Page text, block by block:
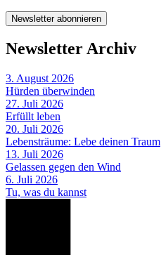
Newsletter Archiv
3. August 2026
Hürden überwinden
27. Juli 2026
Erfüllt leben
20. Juli 2026
Lebensträume: Lebe deinen Traum
13. Juli 2026
Gelassen gegen den Wind
6. Juli 2026
Tu, was du kannst